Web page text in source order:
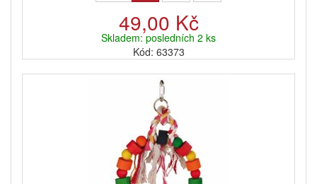
49,00 Kč
Skladem: posledních 2 ks
Kód: 63373